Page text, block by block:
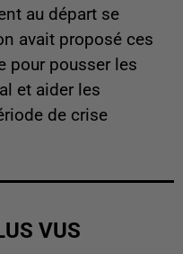
au départ se
avait proposé ces
pour pousser les
et aider les
de crise
VUS